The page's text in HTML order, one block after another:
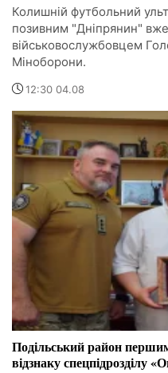
Колишній футбольний
позивним "Дніпрянин" вже
військовослужбовцем
Міноборони.
12:30 04.08
Подільський район
відзнаку спецпідрозділу